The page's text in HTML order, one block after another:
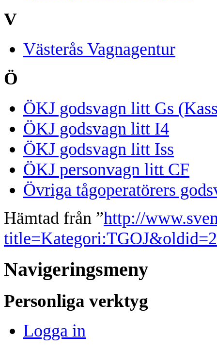
V
Västerås Vagnagentur
Ö
ÖKJ godsvagn litt Gs
ÖKJ godsvagn litt I4
ÖKJ godsvagn litt Iss
ÖKJ personvagn litt CF
Övriga tågoperatörers
Hämtad från ”http://
Navigeringsmeny
Personliga verktyg
Logga in